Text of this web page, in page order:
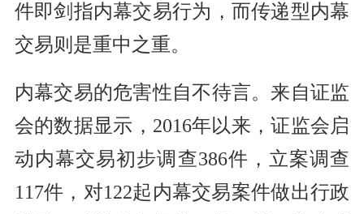
件即剑指内幕交易行为，而传递型内幕
交易则是重中之重。
内幕交易的危害性自不待言。来自证监
会的数据显示，2016年以来，证监会启
动内幕交易初步调查386件，立案调查
117件，对122起内幕交易案件做出行政